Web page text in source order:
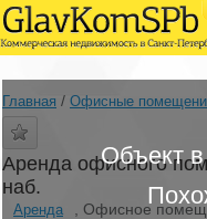
Объект
Главная / Офисные
Аренда офисного
наб.
Аренда
, Офисное